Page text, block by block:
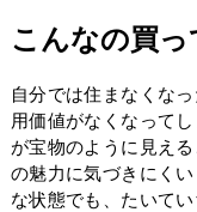
こんなの買
自分では住まなくな
用価値がなくなって
が宝物のように見え
の魅力に気づきにく
な状態でも、たいて